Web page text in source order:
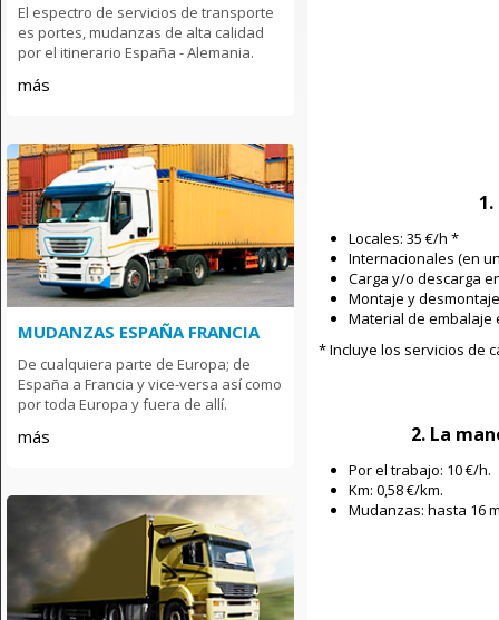
El espectro de servicios de transporte
es portes, mudanzas de alta calidad
por el itinerario España - Alemania.
más
MUDANZAS ESPAÑA FRANCIA
De cualquiera parte de Europa; de
España a Francia y vice-versa así como
por toda Europa y fuera de allí.
más
Locales: 35 €/h *
Internacionales (en
Carga y/o descarga
Montaje y
Material de embalaje
* Incluye los servicios de
2. La
Por el trabajo: 10 €/h.
Km: 0,58 €/km.
Mudanzas: hasta 16